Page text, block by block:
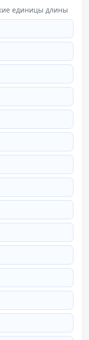
единицы длины